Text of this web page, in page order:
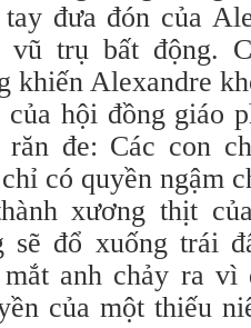
đưa đón của
vũ trụ bất động.
khiến Alexandre
hội đồng giáo
răn đe: Các con
có quyền ngậm
xương thịt
sẽ đổ xuống trái
anh chảy ra vì
của một thiếu